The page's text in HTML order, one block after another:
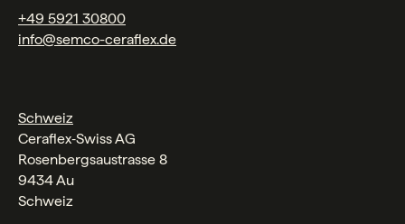
+49 5921 30800
info@semco-ceraflex.de
Schweiz
Ceraflex‑Swiss AG
Rosenbergsaustrasse 8
9434 Au
Schweiz